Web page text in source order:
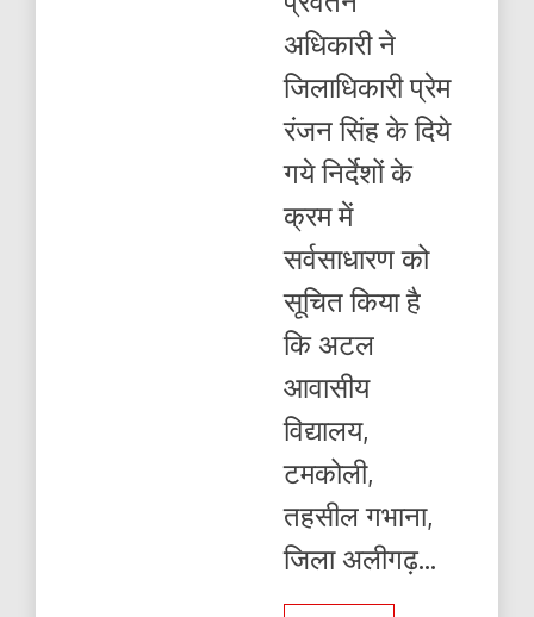
25
में
हेतु
करें
आवेदन
अधिकारी ने
जिलाधिकारी प्रेम
रंजन सिंह के दिये
गये निर्देशों के
क्रम में
सर्वसाधारण को
सूचित किया है
कि अटल
आवासीय
विद्यालय,
टमकोली,
तहसील गभाना,
जिला अलीगढ़...